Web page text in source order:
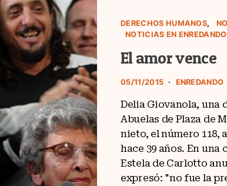
DERECHOS HUMANOS
NOTICIAS EN ENREDANDO
El amor vence
05/11/2015 ENREDANDO
Delia Giovanola, una
Abuelas de Plaza de
nieto, el número 118,
hace 39 años. En
Estela de Carlotto
expresó: "no fue la